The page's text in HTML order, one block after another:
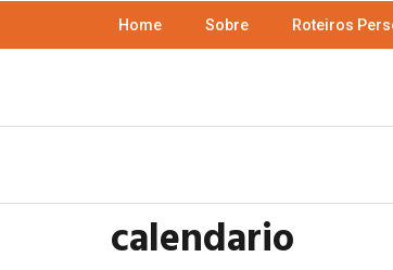
Home Sobre Roteiros
calendario